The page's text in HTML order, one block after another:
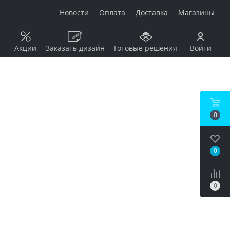
Новости Оплата Доставка Магазины
Акции Заказать дизайн Готовые решения Войти
0
0
0